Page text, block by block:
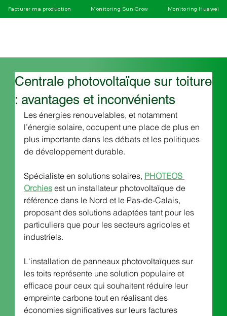
Facturer ma production Monitoring Sun Grow Monitoring Huawei
Centrale photovoltaïque sur toiture
: avantages et inconvénients
Les énergies renouvelables, et notamment
l’énergie solaire, occupent une place de plus en
plus importante dans les débats et les politiques
de développement durable.
Spécialiste en solutions solaires, PHOTEOS
Orchies est un installateur photovoltaïque de
référence dans le Nord et le Pas-de-Calais,
proposant des solutions adaptées tant pour les
particuliers que pour les secteurs agricoles et
industriels.
L'installation de panneaux photovoltaïques sur
les toits représente une solution populaire et
efficace pour ceux qui souhaitent réduire leur
empreinte carbone tout en réalisant des
économies significatives sur leurs factures